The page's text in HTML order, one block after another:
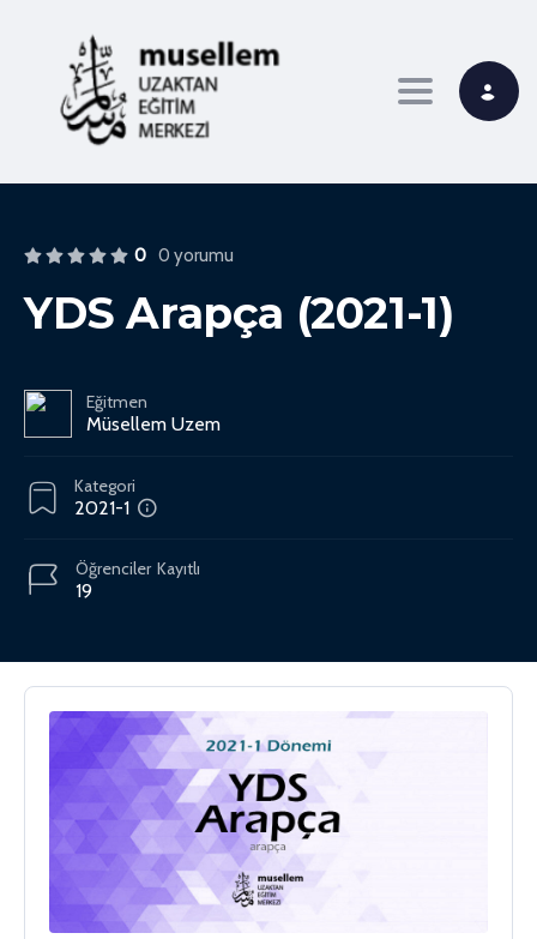
Toggle
0 0 yorumu
YDS Arapça (2021-1)
Eğitmen
Müsellem Uzem
Kategori
2021-1
19
Öğrenciler Kayıtlı